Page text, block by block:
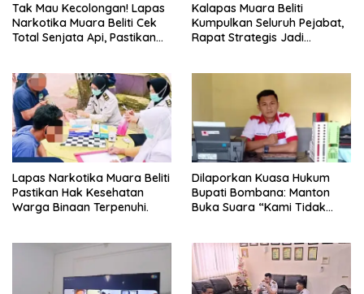
Tak Mau Kecolongan! Lapas
Narkotika Muara Beliti Cek
Total Senjata Api, Pastikan
Kalapas Muara Beliti
Kumpulkan Seluruh Pejabat,
Rapat Strategis Jadi
Lapas Narkotika Muara Beliti
Pastikan Hak Kesehatan
Warga Binaan Terpenuhi.
Dilaporkan Kuasa Hukum
Bupati Bombana: Manton
Buka Suara “Kami Tidak